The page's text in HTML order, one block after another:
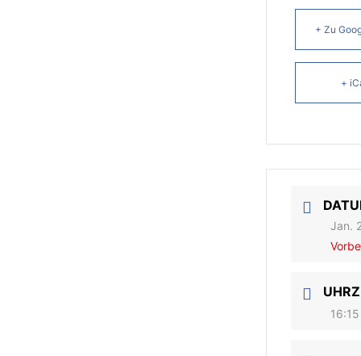
+ Zu
+
Jan.